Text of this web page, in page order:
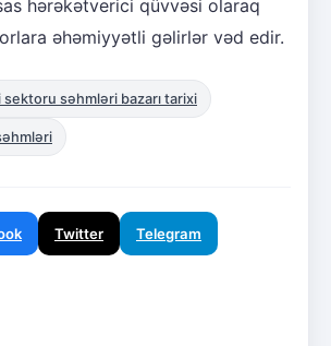
hərəkətverici qüvvəsi olaraq
əhəmiyyətli gəlirlər vəd edir.
sektoru səhmləri bazarı tarixi
Twitter Telegram